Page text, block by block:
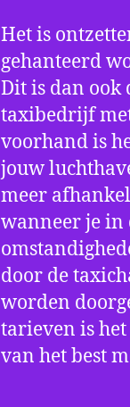
Het is
gehanteerd
Dit is dan ook
taxibedrijf
voorhand is
jouw
meer
wanneer je in
door de
worden
tarieven is
van het best